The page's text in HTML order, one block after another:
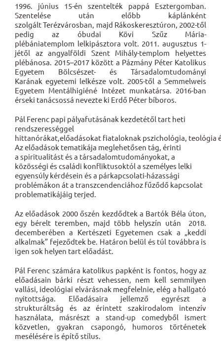
1996 június 15-én szentelték pappá Esztergomban
Szentelése után előbb káplánként
szolgáltTerézvárosban , majd Rákoskeresztúron 2002-től
pedig az óbudai Kövi Szűz Mária-
plébániatemplom lelkipásztora volt. 2011 .augusztus 1-
jétől azangyalföldi Szent Mihály-templom helyettes
plébánosa. 2015–2017 között a Pázmány Péter Katolikus
Egyetem Bölcsészet- és Társadalomtudományi
Karának egyetemi lelkésze volt. 2005-től a Semmelweis
Egyetem Mentálhigiéné Intézet munkatársa. 2016-ban
érseki tanácsossá nevezte ki Erdő Péter bíboros.
Pál Ferenc papi pályafutásának kezdetétől tart heti
rendszerességgel
hittanórákat,előadásokat fiataloknak pszichológia teológia
Az előadások tematikája meglehetősen tág, érinti
a spiritualitástés a társadalomtudományokat , a
közösségi és családi konfliktusoktól a személyes lelki
egyensúly kérdésein és a párkapcsolati-házassági
problémákon át a transzcendenciához fűződő kapcsolat
problematikájáig terjed.
Az előadások 2000 őszén kezdődtek a Bartók Béla úton,
egy bérelt teremben, majd több helyszín után 2018.
decemberében a Kertészeti Egyetemen csak a „keddi
alkalmak” fejeződtek be. Határon belül és túl továbbra is
igen sok helyen tart előadást.
Pál Ferenc számára katolikus papként is fontos, hogy az
előadásain bárki részt vehessen, nem kell semmilyen
vallási, ideológiai elvárásnak megfelelnie, elég a hallgató
nyitottsága. Előadásaira jellemző egyrészt a
strukturáltság és az érintett szakirodalom intenzív
használata, másrészt a stand-up comedyből ismert
közvetlen, gyakran csapongó, humoros történetek
mesélésére is építő stílus.